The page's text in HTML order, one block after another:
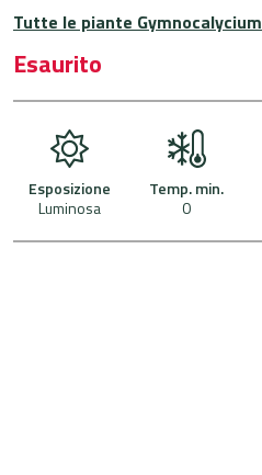
Tutte le piante Gymnocalycium
Esaurito
Esposizione
Luminosa
Temp. min.
0